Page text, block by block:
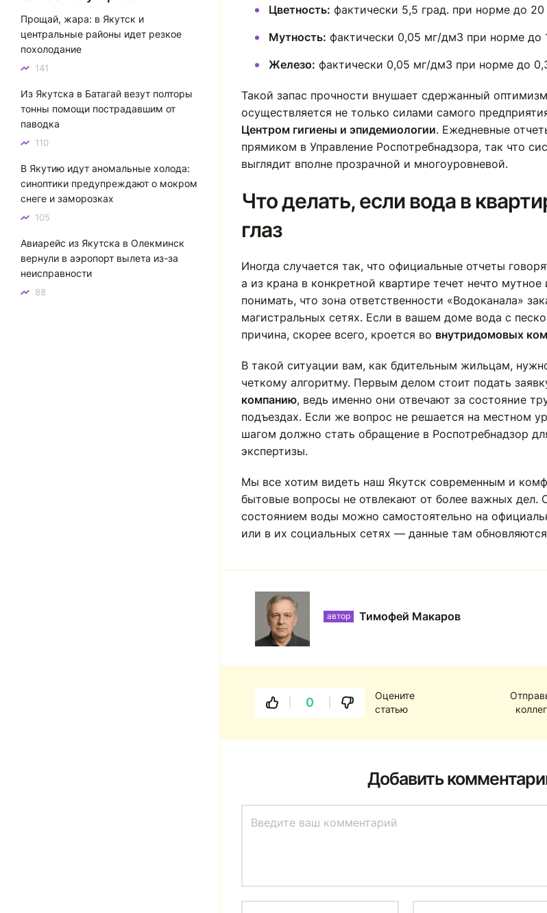
Цветность: фактически 5,5 град. при норме до 20
Мутность: фактически 0,05 мг/дм3 при норме до
Железо: фактически 0,05 мг/дм3 при норме до
Такой запас прочности внушает сдержанный
осуществляется не только силами самого
Центром гигиены и эпидемиологии. Ежедневные
прямиком в Управление Роспотребнадзора, так что
выглядит вполне прозрачной и многоуровневой.
Что делать, если вода в
глаз
Иногда случается так, что официальные отчеты
а из крана в конкретной квартире течет нечто
понимать, что зона ответственности «Водоканала»
магистральных сетях. Если в вашем доме вода с
причина, скорее всего, кроется во внутридомовых
В такой ситуации вам, как бдительным жильцам,
четкому алгоритму. Первым делом стоит подать
компанию, ведь именно они отвечают за состояние
подъездах. Если же вопрос не решается на местном
шагом должно стать обращение в Роспотребнадзор
экспертизы.
Мы все хотим видеть наш Якутск современным и
бытовые вопросы не отвлекают от более важных дел.
состоянием воды можно самостоятельно на
или в их социальных сетях — данные там
автор Тимофей Макаров
Оцените
статью
0
Добавить
история города Якутска. Желаю
процветания нашему Северу!
К
Котя злой
Зной в Сибири, тем более в
Якутске. Никакой это не зной, а
просто приятное тепло. А про
палящее солнце тем более
даже в песнях поют…
Якутск готовится к пику летнего зноя: синоптики прогнозируют до плюс 35 градусов
Прощай, жара: в Якутск и
центральные районы идет резкое
похолодание
141
Из Якутска в Батагай везут полторы
тонны помощи пострадавшим от
паводка
110
В Якутию идут аномальные холода:
синоптики предупреждают о мокром
снеге и заморозках
105
Авиарейс из Якутска в Олекминск
вернули в аэропорт вылета из-за
неисправности
88